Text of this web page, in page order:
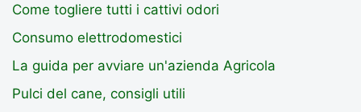
Come togliere tutti i cattivi odori
Consumo elettrodomestici
La guida per avviare un'azienda Agricola
Pulci del cane, consigli utili